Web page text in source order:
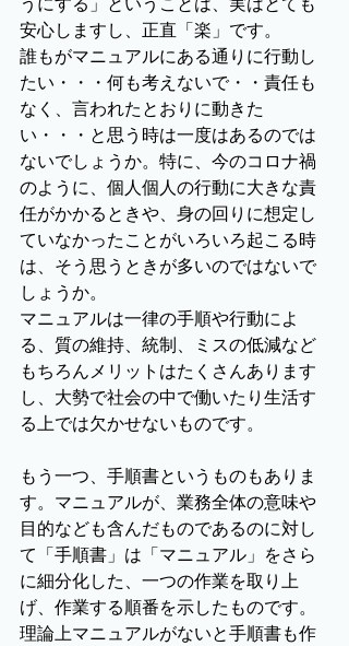
うにする」ということは、実はとても
安心しますし、正直「楽」です。
誰もがマニュアルにある通りに行動し
たい・・・何も考えないで・・責任も
なく、言われたとおりに動きた
い・・・と思う時は一度はあるのでは
ないでしょうか。特に、今のコロナ禍
のように、個人個人の行動に大きな責
任がかかるときや、身の回りに想定し
ていなかったことがいろいろ起こる時
は、そう思うときが多いのではないで
しょうか。
マニュアルは一律の手順や行動によ
る、質の維持、統制、ミスの低減など
もちろんメリットはたくさんあります
し、大勢で社会の中で働いたり生活す
る上では欠かせないものです。
もう一つ、手順書というものもありま
す。マニュアルが、業務全体の意味や
目的なども含んだものであるのに対し
て「手順書」は「マニュアル」をさら
に細分化した、一つの作業を取り上
げ、作業する順番を示したものです。
理論上マニュアルがないと手順書も作